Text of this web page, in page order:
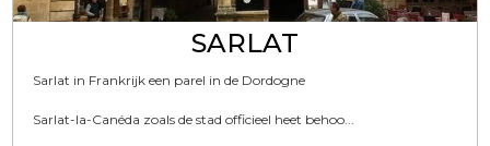
SARLAT
Sarlat in Frankrijk een parel in de Dordogne
Sarlat-la-Canéda zoals de stad officieel heet behoo...